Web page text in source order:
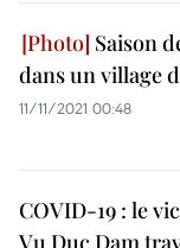
Saison
dans un village
11/11/2021 00:48
COVID-19 : le